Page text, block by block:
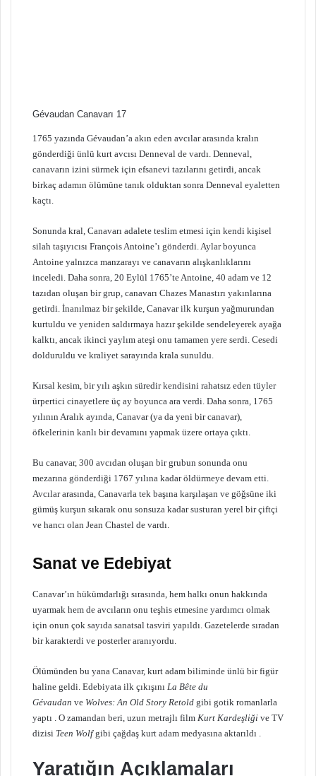
Gévaudan Canavarı 17
1765 yazında Gévaudan’a akın eden avcılar arasında kralın
gönderdiği ünlü kurt avcısı Denneval de vardı. Denneval,
canavarın izini sürmek için efsanevi tazılarını getirdi, ancak
birkaç adamın ölümüne tanık olduktan sonra Denneval eyaletten
kaçtı.
Sonunda kral, Canavarı adalete teslim etmesi için kendi kişisel
silah taşıyıcısı François Antoine’ı gönderdi. Aylar boyunca
Antoine yalnızca manzarayı ve canavarın alışkanlıklarını
inceledi. Daha sonra, 20 Eylül 1765’te Antoine, 40 adam ve 12
tazıdan oluşan bir grup, canavarı Chazes Manastırı yakınlarına
getirdi. İnanılmaz bir şekilde, Canavar ilk kurşun yağmurundan
kurtuldu ve yeniden saldırmaya hazır şekilde sendeleyerek ayağa
kalktı, ancak ikinci yaylım ateşi onu tamamen yere serdi. Cesedi
dolduruldu ve kraliyet sarayında krala sunuldu.
Kırsal kesim, bir yılı aşkın süredir kendisini rahatsız eden tüyler
ürpertici cinayetlere üç ay boyunca ara verdi. Daha sonra, 1765
yılının Aralık ayında, Canavar (ya da yeni bir canavar),
öfkelerinin kanlı bir devamını yapmak üzere ortaya çıktı.
Bu canavar, 300 avcıdan oluşan bir grubun sonunda onu
mezarına gönderdiği 1767 yılına kadar öldürmeye devam etti.
Avcılar arasında, Canavarla tek başına karşılaşan ve göğsüne iki
gümüş kurşun sıkarak onu sonsuza kadar susturan yerel bir çiftçi
ve hancı olan Jean Chastel de vardı.
Sanat ve Edebiyat
Canavar’ın hükümdarlığı sırasında, hem halkı onun hakkında
uyarmak hem de avcıların onu teşhis etmesine yardımcı olmak
için onun çok sayıda sanatsal tasviri yapıldı. Gazetelerde sıradan
bir karakterdi ve posterler aranıyordu.
Ölümünden bu yana Canavar, kurt adam biliminde ünlü bir figür
haline geldi. Edebiyata ilk çıkışını La Bête du
Gévaudan ve Wolves: An Old Story Retold gibi gotik romanlarla
yaptı . O zamandan beri, uzun metrajlı film Kurt Kardeşliği ve TV
dizisi Teen Wolfgibi çağdaş kurt adam medyasına aktarıldı .
Yaratığın Açıklamaları